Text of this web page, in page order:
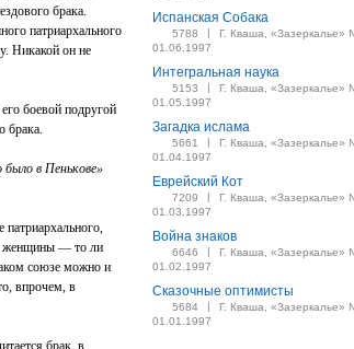
брака.
патриархального
Никакой он не
его боевой подругой
брака.
было в Пенькове»
женщины — то ли
союзе можно и
впрочем, в
брак, в
Испанская Собака
5788 |
Г. Кваша, «Зазеркалье»
01.06.1997
Интегральная наука
5153 |
Г. Кваша, «Зазеркалье»
01.05.1997
Загадка ислама
5661 |
Г. Кваша, «Зазеркалье»
01.04.1997
Еврейский Кот
7209 |
Г. Кваша, «Зазеркалье»
01.03.1997
Война знаков
6646 |
Г. Кваша, «Зазеркалье»
01.02.1997
Сказочные оптимисты
5684 |
Г. Кваша, «Зазеркалье»
01.01.1997